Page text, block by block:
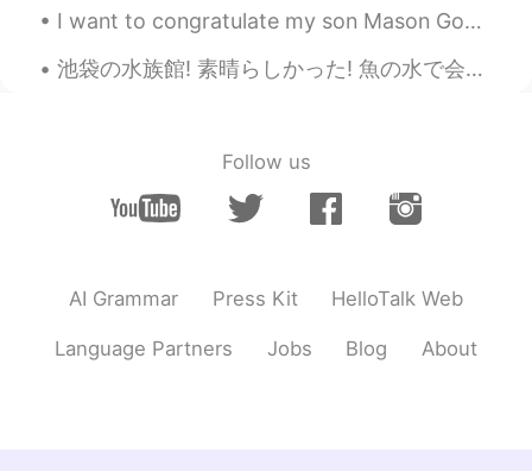
这农村风景也太美了吧
I want to congratulate my son Mason Goss for graduating from Junior High School 🏫 last night!!! I...
池袋の水族館! 素晴らしかった! 魚の水で会社員は魚と遊んだ。びっくりしました! 笑 そして、 いつも日本の女の子は'かわいい' と言った。日本の表現は面白いね。😋 アザラシの前で子供は '...
Follow us
AI Grammar Press Kit HelloTalk Web
Language Partners Jobs Blog About